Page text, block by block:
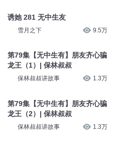
诱她 281 无中生友
雪月之下 9.5万
第79集【无中生有】朋友齐心骗
龙王（1）| 保林叔叔
保林叔叔讲故事 1.3万
第79集【无中生有】朋友齐心骗
龙王（2）| 保林叔叔
保林叔叔讲故事 1.3万